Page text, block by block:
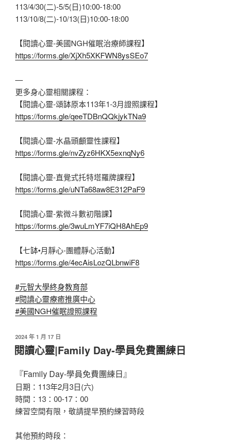
113/4/30(二)-5/5(日)10:00-18:00
113/10/8(二)-10/13(日)10:00-18:00
【閱讀心靈-美國NGH催眠治療師課程】
https://forms.gle/XjXh5XKFWN8ysSEo7
—
更多身心靈相關課程：
【閱讀心靈-頌缽原本113年1-3月證照課程】
https://forms.gle/qeeTDBnQQkjykTNa9
【閱讀心靈-水晶頭顱靈性課程】
https://forms.gle/nvZyz6HKX5exnqNy6
【閱讀心靈-直覺式托特塔羅牌課程】
https://forms.gle/uNTa68aw8E312PaF9
【閱讀心靈-紫微斗數初階課】
https://forms.gle/3wuLmYF7iQH8AhEp9
【七缽•月靜心-團體靜心活動】
https://forms.gle/4ecAisLozQLbnwiF8
#元智大學終身教育部
#閱讀心靈療癒推廣中心
#美國NGH催眠證照課程
發
佈
於
2024 年 1 月 17 日
閱讀心靈|Family Day-學員免費團練日
『Family Day-學員免費團練日』
日期：113年2月3日(六)
時間：13：00-17：00
練習空間有限，敬請提早預約練習時段
其他預約時段：